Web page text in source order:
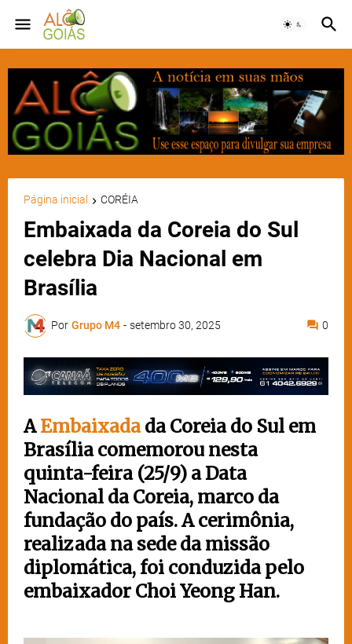
Página inicial CORÉIA
Embaixada da Coreia do Sul
celebra Dia Nacional em
Brasília
Por Grupo M4 - setembro 30, 2025 0
AEmbaixadada Coreia do Sul em
Brasília comemorou nesta
quinta-feira (25/9) a Data
Nacional da Coreia, marco da
fundação do país. A cerimônia,
realizada na sede da missão
diplomática, foi conduzida pelo
embaixador Choi Yeong Han.